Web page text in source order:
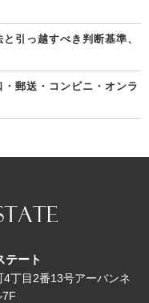
引っ越すべき判断基準、
郵送・コンビニ・オンラ
テート
丁目2番13号アーバンネ
7F